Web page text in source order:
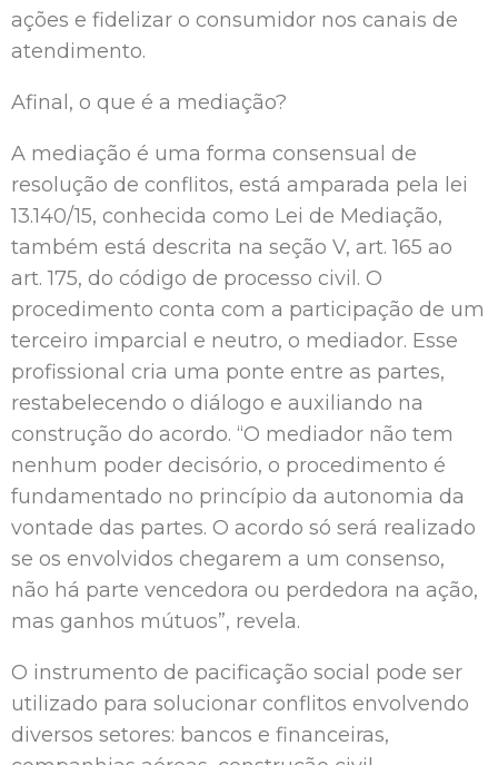
ações e fidelizar o consumidor nos canais de
atendimento.
Afinal, o que é a mediação?
A mediação é uma forma consensual de
resolução de conflitos, está amparada pela lei
13.140/15, conhecida como Lei de Mediação,
também está descrita na seção V, art. 165 ao
art. 175, do código de processo civil. O
procedimento conta com a participação de um
terceiro imparcial e neutro, o mediador. Esse
profissional cria uma ponte entre as partes,
restabelecendo o diálogo e auxiliando na
construção do acordo. “O mediador não tem
nenhum poder decisório, o procedimento é
fundamentado no princípio da autonomia da
vontade das partes. O acordo só será realizado
se os envolvidos chegarem a um consenso,
não há parte vencedora ou perdedora na ação,
mas ganhos mútuos”, revela.
O instrumento de pacificação social pode ser
utilizado para solucionar conflitos envolvendo
diversos setores: bancos e financeiras,